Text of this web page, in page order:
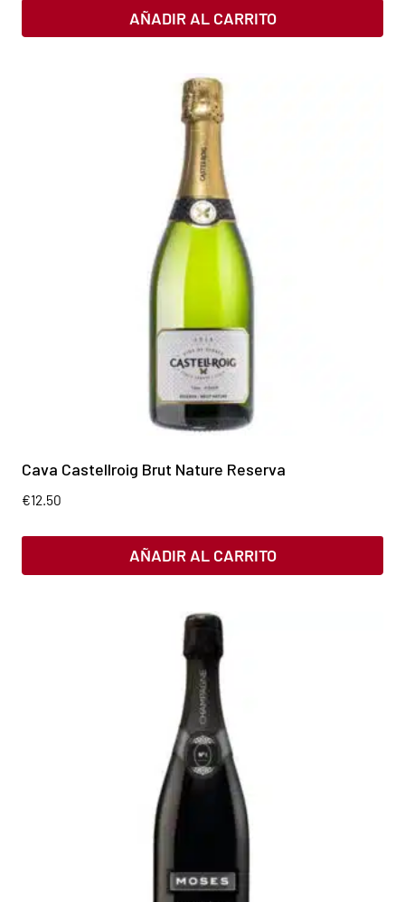
AÑADIR AL CARRITO
Cava Castellroig Brut Nature Reserva
€12.50
AÑADIR AL CARRITO